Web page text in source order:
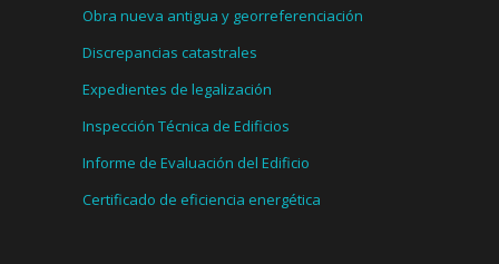
Obra nueva antigua y georreferenciación
Discrepancias catastrales
Expedientes de legalización
Inspección Técnica de Edificios
Informe de Evaluación del Edificio
Certificado de eficiencia energética